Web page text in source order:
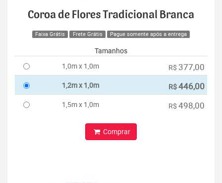
Coroa de Flores Tradicional Branca
Faixa Grátis Frete Grátis Pague somente após a entrega
Tamanhos
1,0m x 1,0m
R$ 377,00
1,2m x 1,0m R$446,00
1,5m x 1,0m R$ 498,00
Comprar